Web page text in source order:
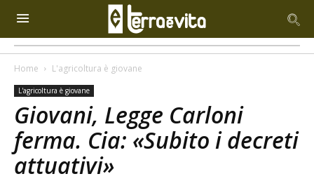
Home L'agricoltura è giovane
L'agricoltura è giovane
Giovani, Legge Carloni
ferma. Cia: «Subito i decreti
attuativi»